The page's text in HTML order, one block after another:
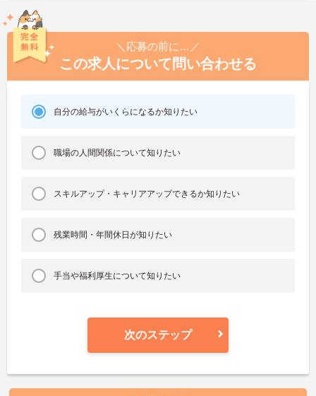
＼応募の前に…／
この求人について問い合わせる
自分の給与がいくらになるか知りたい
職場の人間関係について知りたい
スキルアップ・キャリアアップできるか知りたい
残業時間・年間休日が知りたい
手当や福利厚生について知りたい
次のステップ